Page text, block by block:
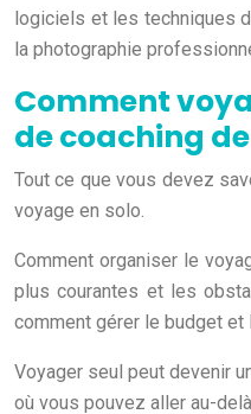
logiciels et les techniques
la photographie
Comment
de coaching
Tout ce que vous devez
voyage en solo.
Comment organiser le
plus courantes et les
comment gérer le budget et
Voyager seul peut devenir
où vous pouvez aller au-